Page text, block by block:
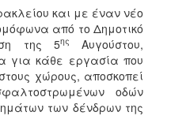
και με έναν νέο
από το Δημοτικό
της 5ης
Αυγούστου,
για κάθε εργασία που
χώρους, αποσκοπεί
οδών
των δένδρων της